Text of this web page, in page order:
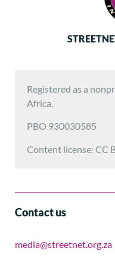
Registered as a
Africa.
PBO 930030585
Content license: CC
Contact us
media@streetnet.org.za